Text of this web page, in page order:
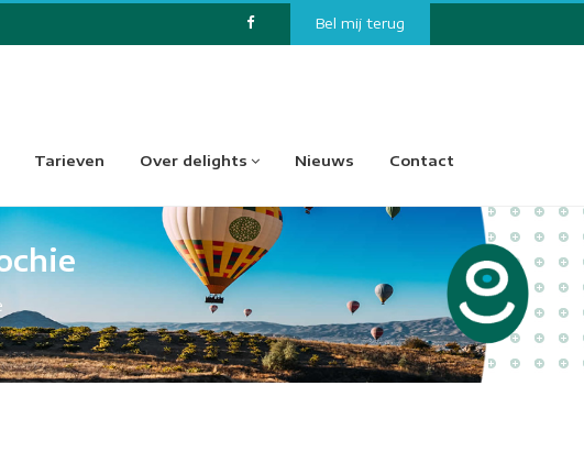
Bel mij terug
Tarieven Over delights Nieuws Contact